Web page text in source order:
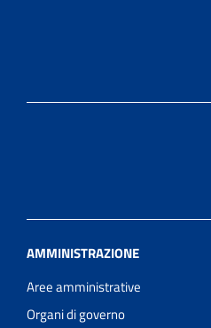
AMMINISTRAZIONE
Aree amministrative
Organi di governo